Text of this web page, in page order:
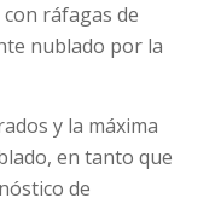
ráfagas de
nublado por la
y la máxima
en tanto que
de